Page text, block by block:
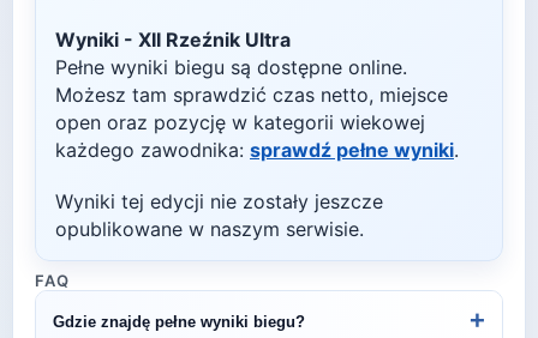
Wyniki - XII Rzeźnik Ultra
Pełne wyniki biegu są dostępne online.
Możesz tam sprawdzić czas netto, miejsce
open oraz pozycję w kategorii wiekowej
każdego zawodnika: sprawdź pełne wyniki.
Wyniki tej edycji nie zostały jeszcze
opublikowane w naszym serwisie.
FAQ
Gdzie znajdę pełne wyniki biegu? +